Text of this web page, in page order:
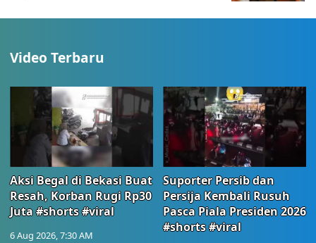
Video Terbaru
Aksi Begal di Bekasi Buat
Resah, Korban Rugi Rp30
Juta #shorts #viral
6 Aug 2026, 7:30 AM
Suporter Persib dan
Persija Kembali Rusuh
Pasca Piala Presiden 2026
#shorts #viral